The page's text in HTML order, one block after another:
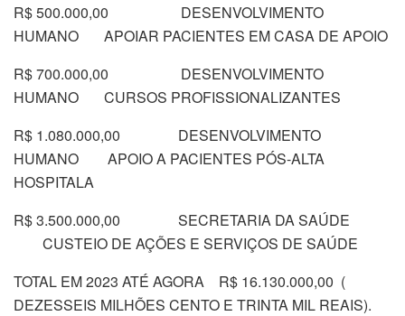
R$ 500.000,00 DESENVOLVIMENTO
HUMANO APOIAR PACIENTES EM CASA DE APOIO
R$ 700.000,00 DESENVOLVIMENTO
HUMANO CURSOS PROFISSIONALIZANTES
R$ 1.080.000,00 DESENVOLVIMENTO
HUMANO APOIO A PACIENTES PÓS-ALTA
HOSPITALA
R$ 3.500.000,00 SECRETARIA DA SAÚDE
CUSTEIO DE AÇÕES E SERVIÇOS DE SAÚDE
TOTAL EM 2023 ATÉ AGORA R$ 16.130.000,00 (
DEZESSEIS MILHÕES CENTO E TRINTA MIL REAIS).